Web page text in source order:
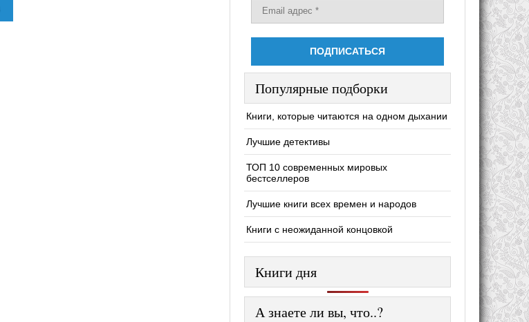
Популярные подборки
Книги, которые читаются на одном дыхании
Лучшие детективы
ТОП 10 современных мировых
бестселлеров
Лучшие книги всех времен и народов
Книги с неожиданной концовкой
Книги дня
А знаете ли вы, что..?